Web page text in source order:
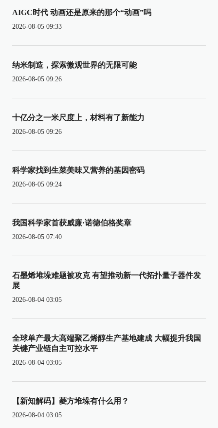
AIGC时代 动画还是原来的那个“动画”吗
2026-08-05 09:33
纳米制造，探索微观世界的无限可能
2026-08-05 09:26
十亿分之一米尺度上，材料有了新能力
2026-08-05 09:26
科学家找到生菜美味又营养的基因密码
2026-08-05 09:24
我国科学家首获威廉·诺德伯格奖章
2026-08-05 07:40
石墨烯堆垛难题被攻克 有望推动新一代拓扑量子器件发
展
2026-08-04 03:05
全球单产最大高端聚乙烯醇生产基地建成 大幅提升我国
关键产业链自主可控水平
2026-08-04 03:05
【新知解码】菱方堆垛有什么用？
2026-08-04 03:05